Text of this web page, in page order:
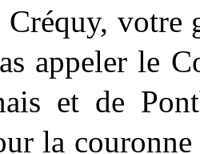
votre
appeler le
et de
la